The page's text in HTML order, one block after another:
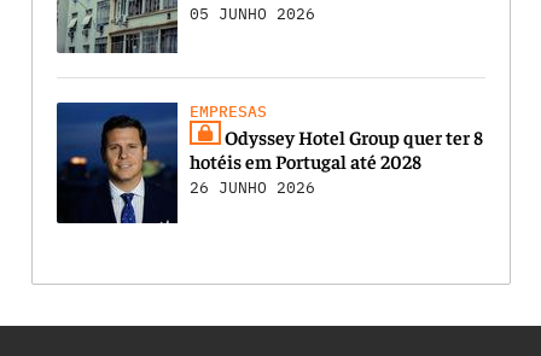
05 JUNHO 2026
EMPRESAS
Odyssey Hotel Group quer ter 8
hotéis em Portugal até 2028
26 JUNHO 2026